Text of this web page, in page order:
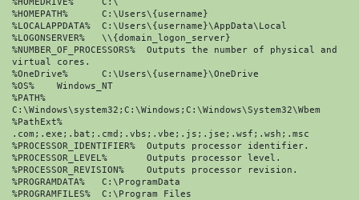
%HOMEDRIVE%	C:\
%HOMEPATH%	C:\Users\{username}
%LOCALAPPDATA%	C:\Users\{username}\AppData\Local
%LOGONSERVER%	\\{domain_logon_server}
%NUMBER_OF_PROCESSORS%	Outputs the number of physical and
virtual cores.
%OneDrive%	C:\Users\{username}\OneDrive
%OS%	Windows_NT
%PATH%
C:\Windows\system32;C:\Windows;C:\Windows\System32\Wbem
%PathExt%
.com;.exe;.bat;.cmd;.vbs;.vbe;.js;.jse;.wsf;.wsh;.msc
%PROCESSOR_IDENTIFIER%	Outputs processor identifier.
%PROCESSOR_LEVEL%	Outputs processor level.
%PROCESSOR_REVISION%	Outputs processor revision.
%PROGRAMDATA%	C:\ProgramData
%PROGRAMFILES%	C:\Program Files